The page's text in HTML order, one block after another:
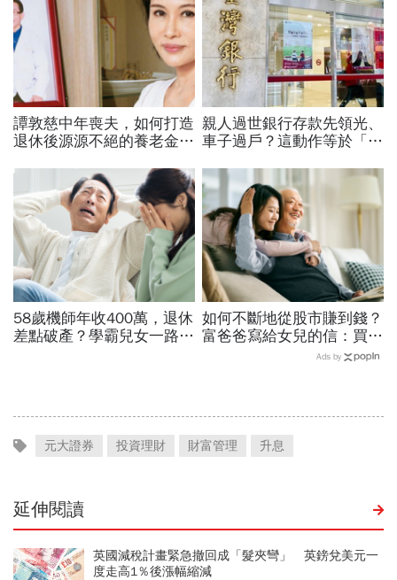
譚敦慈中年喪夫，如何打造
退休後源源不絕的養老金？
老、領到老」
親人過世銀行存款先領光、
車子過戶？這動作等於「叫
恐背官司！財產正確處理流
程
58歲機師年收400萬，退休
差點破產？學霸兒女一路私
如何不斷地從股市賺到錢？
富爸爸寫給女兒的信：買股
票，一生不能踩的3條紅線
Ads by
元大證券 投資理財 財富管理 升息
延伸閱讀
英國減稅計畫緊急撤回成「髮夾彎」 英鎊兌美元一
度走高1％後漲幅縮減